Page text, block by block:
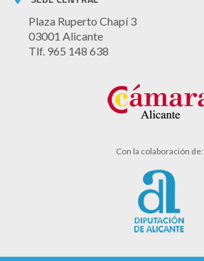
Plaza Ruperto Chapí 3
03001 Alicante
Tlf. 965 148 638
Con la colaboración de: